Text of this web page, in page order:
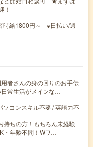
！
時給1800円～ ※日払い/週
者さんの身の回りのお手伝
日常生活がメインな…
ソコンスキル不要 / 英語力不
持ちの方！もちろん未経験
・年齢不問！Wワ…